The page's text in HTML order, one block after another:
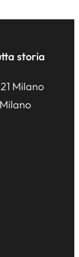
storia
Milano